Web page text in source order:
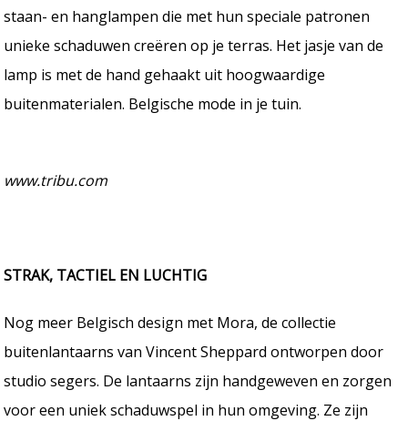
staan- en hanglampen die met hun speciale patronen
unieke schaduwen creëren op je terras. Het jasje van de
lamp is met de hand gehaakt uit hoogwaardige
buitenmaterialen. Belgische mode in je tuin.
www.tribu.com
STRAK, TACTIEL EN LUCHTIG
Nog meer Belgisch design met Mora, de collectie
buitenlantaarns van Vincent Sheppard ontworpen door
studio segers. De lantaarns zijn handgeweven en zorgen
voor een uniek schaduwspel in hun omgeving. Ze zijn